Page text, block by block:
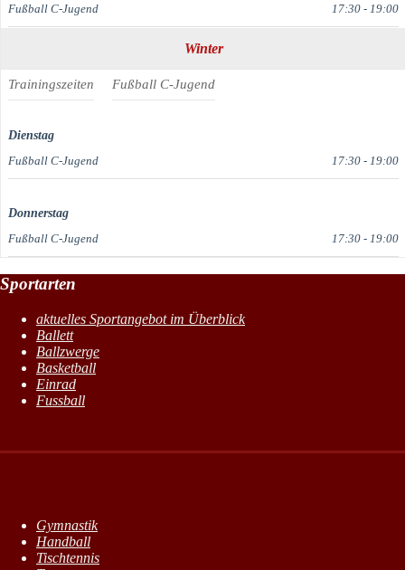
Fußball C-Jugend
17:30 - 19:00
Winter
Trainingszeiten Fußball C-Jugend
Dienstag
Fußball C-Jugend
17:30 - 19:00
Donnerstag
Fußball C-Jugend
17:30 - 19:00
Sportarten
aktuelles Sportangebot im Überblick
Ballett
Ballzwerge
Basketball
Einrad
Fussball
Gymnastik
Handball
Tischtennis